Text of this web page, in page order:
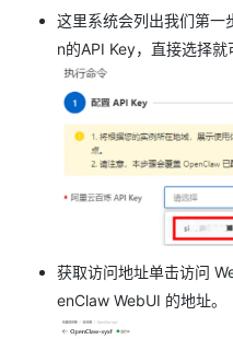
这里系统会列出我们第一
n的API Key，直接选择就
获取访问地址单击访问
enClaw WebUI 的地址。